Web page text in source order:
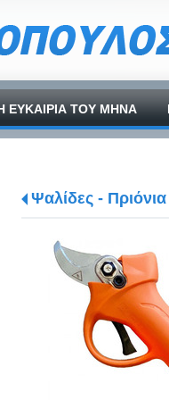
ΕΥΚΑΙΡΙΑ ΤΟΥ ΜΗΝΑ
Ψαλίδες -